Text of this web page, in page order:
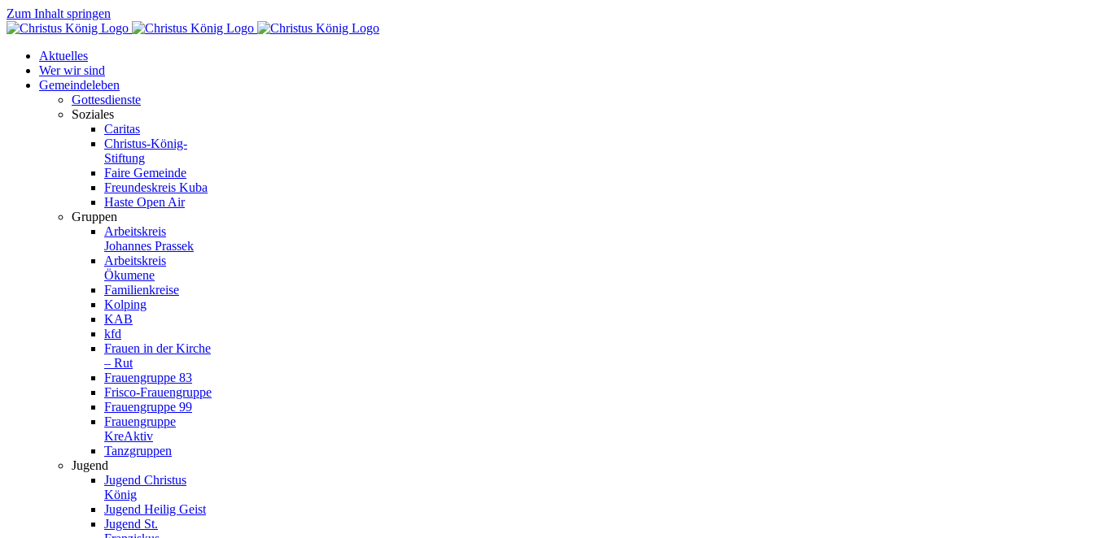
Zum Inhalt springen
Aktuelles
Wer wir sind
Gemeindeleben
Gottesdienste
Soziales
Caritas
Christus-König-
Stiftung
Faire Gemeinde
Freundeskreis Kuba
Haste Open Air
Gruppen
Arbeitskreis
Johannes Prassek
Arbeitskreis
Ökumene
Familienkreise
Kolping
KAB
kfd
Frauen in der Kirche
– Rut
Frauengruppe 83
Frisco-Frauengruppe
Frauengruppe 99
Frauengruppe
KreAktiv
Tanzgruppen
Jugend
Jugend Christus
König
Jugend Heilig Geist
Jugend St.